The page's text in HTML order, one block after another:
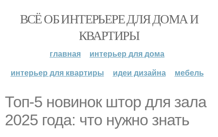
ВСЁ ОБ ИНТЕРЬЕРЕ ДЛЯ ДОМА И
КВАРТИРЫ
главная
интерьер для дома
интерьер для квартиры
идеи дизайна мебель
Топ-5 новинок штор для зала
2025 года: что нужно знать